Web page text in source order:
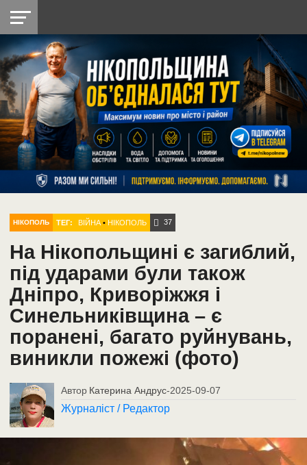
НІКОПОЛЬ
РАЙОН
СІЧЕСЛАВСЬКА
УКРАЇНА
РЕТРО
НІКОПОЛЬ
ЛАЙТ
УКРАЇНА
ДОПОМОГА
РАДІО
НІКОПОЛЬ ТЕГ: ВІЙНА •НІКОПОЛЬ 37
На Нікопольщині є загиблий,
під ударами були також
Дніпро, Криворіжжя і
Синельниківщина – є
поранені, багато руйнувань,
виникли пожежі (фото)
Автор Катерина Андрус-2025-09-07
Журналіст / Редактор